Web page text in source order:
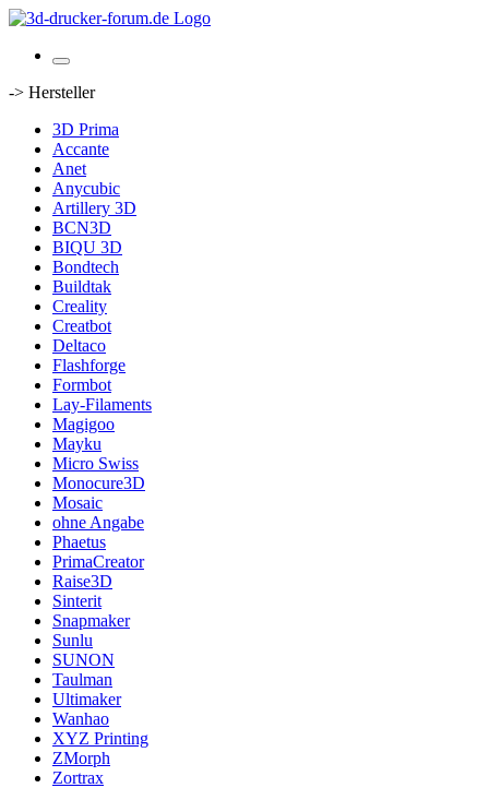
-> Hersteller
3D Prima
Accante
Anet
Anycubic
Artillery 3D
BCN3D
BIQU 3D
Bondtech
Buildtak
Creality
Creatbot
Deltaco
Flashforge
Formbot
Lay-Filaments
Magigoo
Mayku
Micro Swiss
Monocure3D
Mosaic
ohne Angabe
Phaetus
PrimaCreator
Raise3D
Sinterit
Snapmaker
Sunlu
SUNON
Taulman
Ultimaker
Wanhao
XYZ Printing
ZMorph
Zortrax